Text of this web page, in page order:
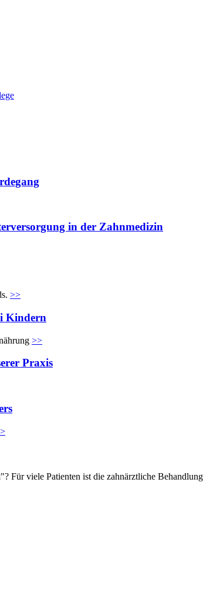
in der Zahnmedizin
>>
Kindern
>>
Praxis
Für viele Patienten ist die zahnärztliche